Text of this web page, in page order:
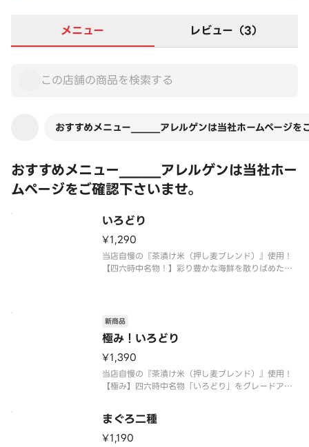
メニュー レビュー（3）
おすすめメニュー＿＿＿アレルゲンは当社ホームページを
おすすめメニュー＿＿＿アレルゲンは当社ホー
ムページをご確認下さいませ。
いろどり
¥1,290
当店自慢の『茶漬け米（押し麦ブレンド）』使用！
【四六時中名物！】彩り豊かな海鮮を散りばめたお
※お好みたれ・おだし・薬味付き
極み！いろどり
新商品
¥1,390
当店自慢の『茶漬け米（押し麦ブレンド）』使用！
【極み】四六時中名物「いろどり」をグレードアッ
〆はだし茶漬けでお愉しみ頂けます。
※おすすめたれ：海老みそのたれ
※お好みたれ・おだし・薬味付き
まぐろ二種
¥1,190